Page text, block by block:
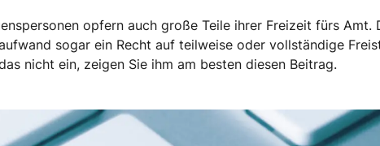
opfern auch große Teile ihrer Freizeit fürs Amt.
sogar ein Recht auf teilweise oder vollständige
nicht ein, zeigen Sie ihm am besten diesen Beitrag.